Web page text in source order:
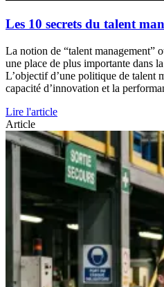
Les 10 secrets du talent
La notion de “talent management”
une place de plus importante dans
L’objectif d’une politique de talent
capacité d’innovation et la
Lire l'article
Article